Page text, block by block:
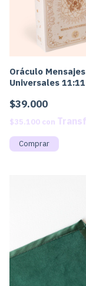
Oráculo Mensajes
Universales 11:11
$39.000
$35.100 con